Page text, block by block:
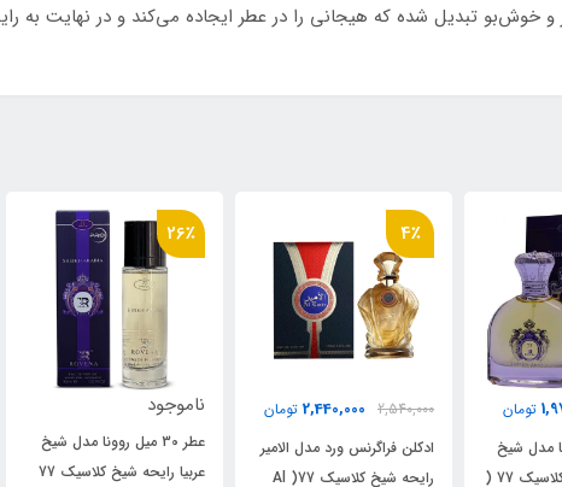
و خوش‌بو تبدیل شده که هیجانی را در عطر ایجاده می‌کند و در نهایت به
تومان
مدل الامیر
رایحه شیخ کلاسیک 77( Al
26٪
ناموجود
عطر 30 میل روونا مدل شیخ
ناموجود
رایحه شیخ کلاسیک 77 Shaik